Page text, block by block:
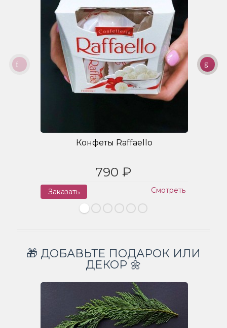
Конфеты Raffaello
790 ₽
Заказать Смотреть
🎁 ДОБАВЬТЕ ПОДАРОК ИЛИ
ДЕКОР 🌼